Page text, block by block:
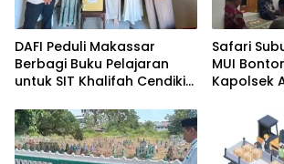
DAFI Peduli Makassar
Berbagi Buku Pelajaran
untuk SIT Khalifah Cendikia
Maros
Safari
MUI
Kapolsek